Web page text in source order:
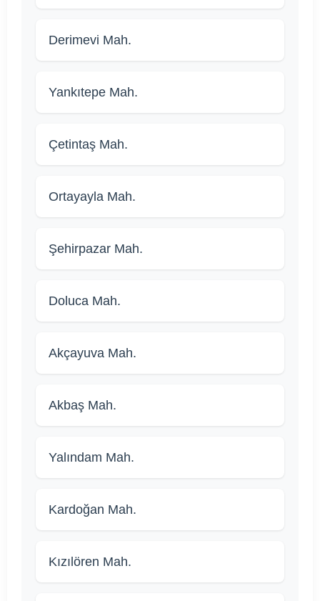
Derimevi Mah.
Yankıtepe Mah.
Çetintaş Mah.
Ortayayla Mah.
Şehirpazar Mah.
Doluca Mah.
Akçayuva Mah.
Akbaş Mah.
Yalındam Mah.
Kardoğan Mah.
Kızılören Mah.